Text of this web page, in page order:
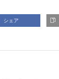
シェア